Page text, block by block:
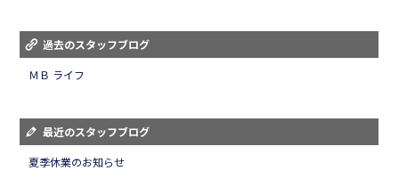
過去のスタッフブログ
ＭＢ ライフ
最近のスタッフブログ
夏季休業のお知らせ